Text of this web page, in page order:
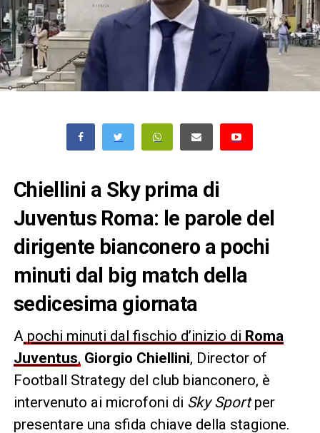
Chiellini a Sky prima di
Juventus Roma: le parole del
dirigente bianconero a pochi
minuti dal big match della
sedicesima giornata
Apochi minuti dal fischio d’inizio di Roma
Juventus, Giorgio Chiellini, Director of
Football Strategy del club bianconero, è
intervenuto ai microfoni di Sky Sportper
presentare una sfida chiave della stagione.